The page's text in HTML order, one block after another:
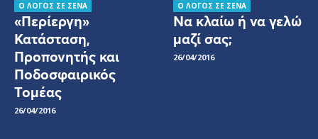
Ο ΛΟΓΟΣ ΣΕ ΣΕΝΑ
«Περίεργη»
Κατάσταση,
Προπονητής και
Ποδοσφαιρικός
Τομέας
26/04/2016
Ο ΛΟΓΟΣ ΣΕ ΣΕΝΑ
Να κλαίω ή να γελώ
μαζί σας;
26/04/2016